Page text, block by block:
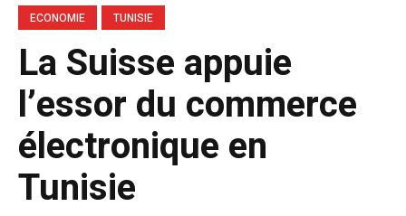
ECONOMIE TUNISIE
La Suisse appuie
l’essor du commerce
électronique en
Tunisie